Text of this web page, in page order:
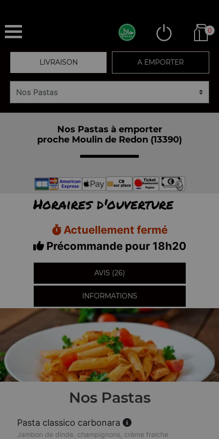
0
LIVRAISON A EMPORTER
Nos Pastas à emporter
proche Moulin de Redon (13390)
Horaires d'ouverture
Actuellement fermé
Précommande pour 18h20
AVIS (26)
INFORMATIONS
Nos Pastas
Pasta classico carbonara
Jambon de dinde, champignons, crème fraiche